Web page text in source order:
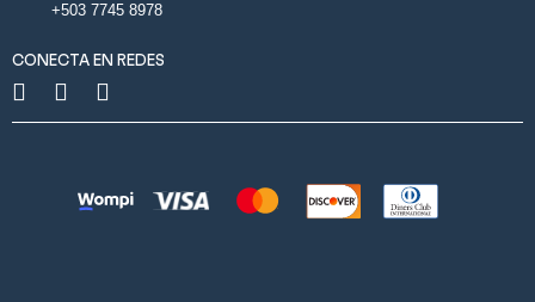
+503 7745 8978
CONECTA EN REDES